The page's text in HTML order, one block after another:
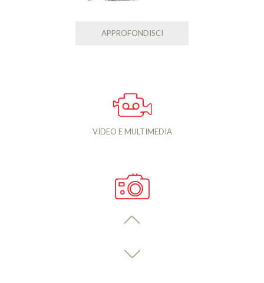
APPROFONDISCI
VIDEO E MULTIMEDIA